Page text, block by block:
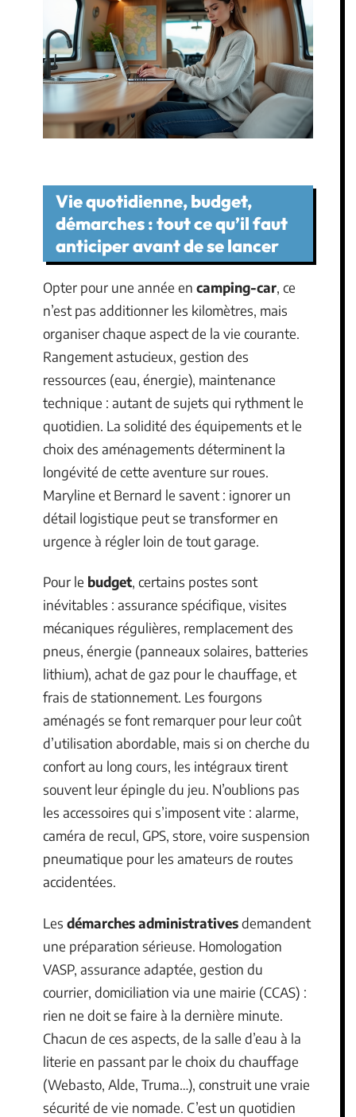
Vie quotidienne, budget,
démarches : tout ce qu’il faut
anticiper avant de se lancer
Opter pour une année en camping-car, ce
n’est pas additionner les kilomètres, mais
organiser chaque aspect de la vie courante.
Rangement astucieux, gestion des
ressources (eau, énergie), maintenance
technique : autant de sujets qui rythment le
quotidien. La solidité des équipements et le
choix des aménagements déterminent la
longévité de cette aventure sur roues.
Maryline et Bernard le savent : ignorer un
détail logistique peut se transformer en
urgence à régler loin de tout garage.
Pour le budget, certains postes sont
inévitables : assurance spécifique, visites
mécaniques régulières, remplacement des
pneus, énergie (panneaux solaires, batteries
lithium), achat de gaz pour le chauffage, et
frais de stationnement. Les fourgons
aménagés se font remarquer pour leur coût
d’utilisation abordable, mais si on cherche du
confort au long cours, les intégraux tirent
souvent leur épingle du jeu. N’oublions pas
les accessoires qui s’imposent vite : alarme,
caméra de recul, GPS, store, voire suspension
pneumatique pour les amateurs de routes
accidentées.
Les démarches administrativesdemandent
une préparation sérieuse. Homologation
VASP, assurance adaptée, gestion du
courrier, domiciliation via une mairie (CCAS) :
rien ne doit se faire à la dernière minute.
Chacun de ces aspects, de la salle d’eau à la
literie en passant par le choix du chauffage
(Webasto, Alde, Truma…), construit une vraie
sécurité de vie nomade. C’est un quotidien